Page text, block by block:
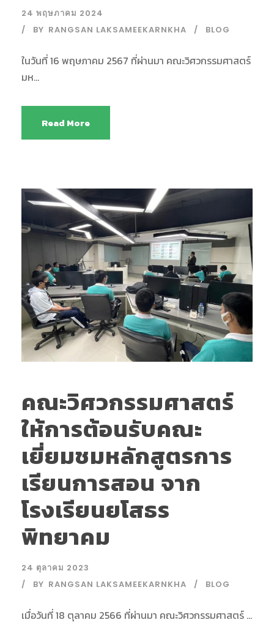
24 พฤษภาคม 2024
BY RANGSAN LAKSAMEEKARNKHA BLOG
ในวันที่ 16 พฤษภาคม 2567 ที่ผ่านมา คณะวิศวกรรมศาสตร์
มห...
Read More
คณะวิศวกรรมศาสตร์
ให้การต้อนรับคณะ
เยี่ยมชมหลักสูตรการ
เรียนการสอน จาก
โรงเรียนยโสธร
พิทยาคม
24 ตุลาคม 2023
BY RANGSAN LAKSAMEEKARNKHA BLOG
เมื่อวันที่ 18 ตุลาคม 2566 ที่ผ่านมา คณะวิศวกรรมศาสตร์ ...